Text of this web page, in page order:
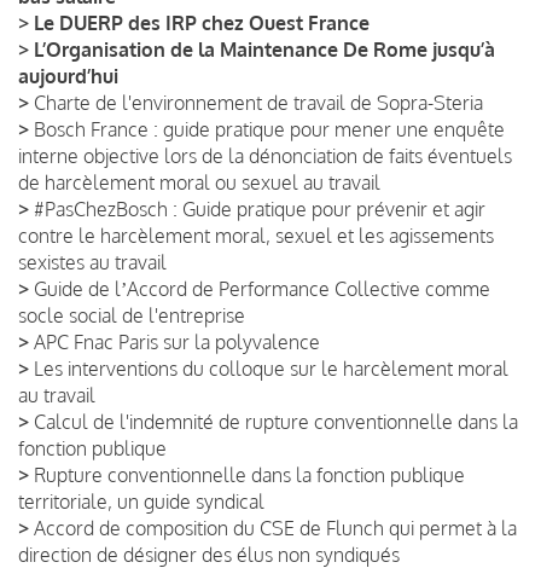
> Le DUERP des IRP chez Ouest France
> L’Organisation de la Maintenance De Rome jusqu’à
aujourd’hui
> Charte de l'environnement de travail de Sopra-Steria
> Bosch France : guide pratique pour mener une enquête
interne objective lors de la dénonciation de faits éventuels
de harcèlement moral ou sexuel au travail
> #PasChezBosch : Guide pratique pour prévenir et agir
contre le harcèlement moral, sexuel et les agissements
sexistes au travail
> Guide de lʼAccord de Performance Collective comme
socle social de l'entreprise
> APC Fnac Paris sur la polyvalence
> Les interventions du colloque sur le harcèlement moral
au travail
> Calcul de l'indemnité de rupture conventionnelle dans la
fonction publique
> Rupture conventionnelle dans la fonction publique
territoriale, un guide syndical
> Accord de composition du CSE de Flunch qui permet à la
direction de désigner des élus non syndiqués